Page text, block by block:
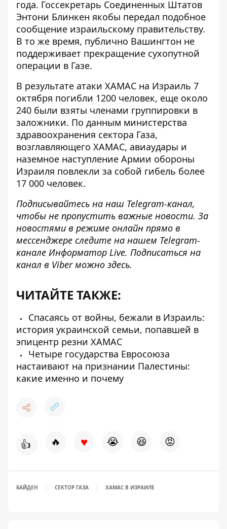
года. Госсекретарь Соединенных Штатов
Энтони Блинкен якобы передал подобное
сообщение израильскому правительству.
В то же время, публично Вашингтон не
поддерживает прекращение сухопутной
операции в Газе.
В результате атаки ХАМАС на Израиль 7
октября погибли 1200 человек, еще около
240 были взяты членами группировки в
заложники. По данным министерства
здравоохранения сектора Газа,
возглавляющего ХАМАС, авиаудары и
наземное наступление Армии обороны
Израиля повлекли за собой гибель более
17 000 человек.
Подписывайтесь на наш Telegram-канал,
чтобы не пропустить важные новости. За
новостями в режиме онлайн прямо в
мессенджере следите на нашем Telegram-
канале Информатор Live. Подписаться на
канал в Viber можно здесь.
ЧИТАЙТЕ ТАКЖЕ:
Спасаясь от войны, бежали в Израиль:
история украинской семьи, попавшей в
эпицентр резни ХАМАС
Четыре государства Евросоюза
настаивают на признании Палестины:
какие именно и почему
👍 🔥 ♥ 😭 😆 😡
БАЙДЕН СЕКТОР ГАЗА ХАМАС В ИЗРАИЛЕ